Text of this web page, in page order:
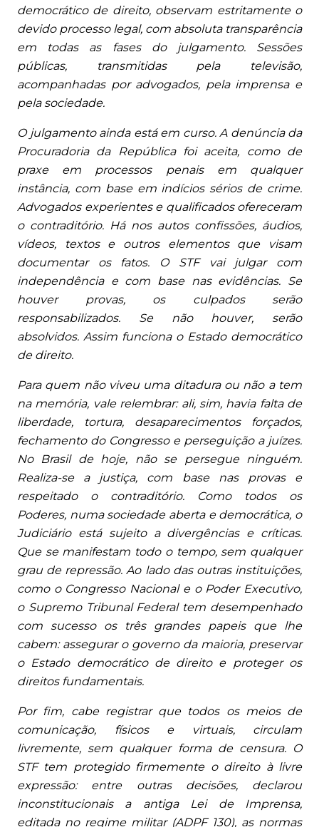
democrático de direito, observam estritamente o
devido processo legal, com absoluta transparência
em todas as fases do julgamento. Sessões
públicas, transmitidas pela televisão,
acompanhadas por advogados, pela imprensa e
pela sociedade.
O julgamento ainda está em curso. A denúncia da
Procuradoria da República foi aceita, como de
praxe em processos penais em qualquer
instância, com base em indícios sérios de crime.
Advogados experientes e qualificados ofereceram
o contraditório. Há nos autos confissões, áudios,
vídeos, textos e outros elementos que visam
documentar os fatos. O STF vai julgar com
independência e com base nas evidências. Se
houver provas, os culpados serão
responsabilizados. Se não houver, serão
absolvidos. Assim funciona o Estado democrático
de direito.
Para quem não viveu uma ditadura ou não a tem
na memória, vale relembrar: ali, sim, havia falta de
liberdade, tortura, desaparecimentos forçados,
fechamento do Congresso e perseguição a juízes.
No Brasil de hoje, não se persegue ninguém.
Realiza-se a justiça, com base nas provas e
respeitado o contraditório. Como todos os
Poderes, numa sociedade aberta e democrática, o
Judiciário está sujeito a divergências e críticas.
Que se manifestam todo o tempo, sem qualquer
grau de repressão. Ao lado das outras instituições,
como o Congresso Nacional e o Poder Executivo,
o Supremo Tribunal Federal tem desempenhado
com sucesso os três grandes papeis que lhe
cabem: assegurar o governo da maioria, preservar
o Estado democrático de direito e proteger os
direitos fundamentais.
Por fim, cabe registrar que todos os meios de
comunicação, físicos e virtuais, circulam
livremente, sem qualquer forma de censura. O
STF tem protegido firmemente o direito à livre
expressão: entre outras decisões, declarou
inconstitucionais a antiga Lei de Imprensa,
editada no regime militar (ADPF 130), as normas